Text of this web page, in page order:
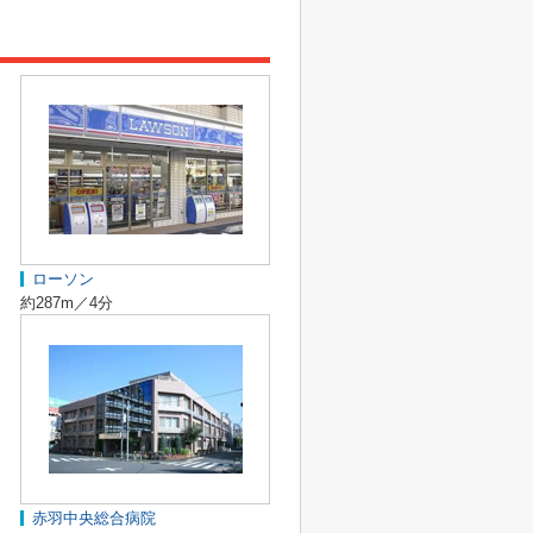
ローソン
約287m／4分
赤羽中央総合病院